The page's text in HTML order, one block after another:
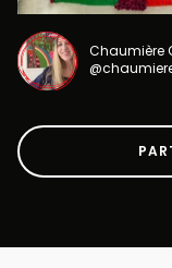
Chaumière